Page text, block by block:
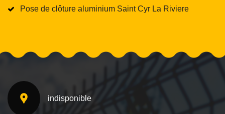
Pose de clôture aluminium Saint Cyr La Riviere
indisponible